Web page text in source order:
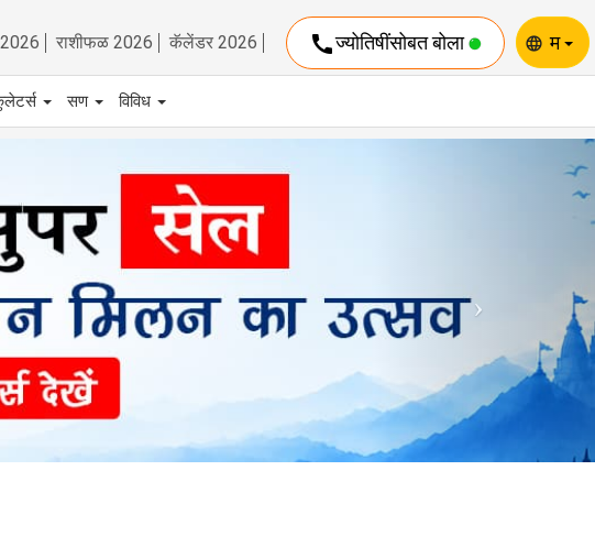
2026 राशीफळ 2026 कॅलेंडर 2026 callज्योतिषींसोबत बोला language म
सण विविध